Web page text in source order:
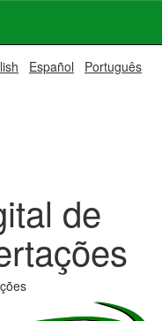
Español Português
de